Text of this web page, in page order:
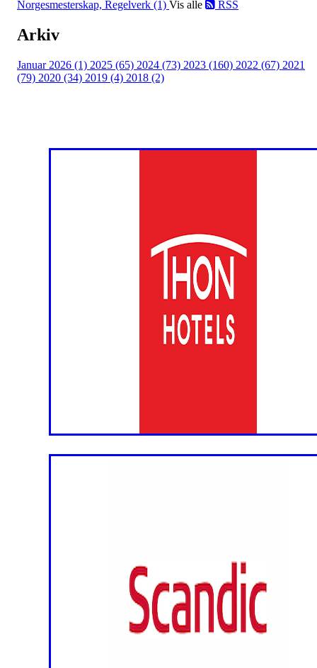
Norgesmesterskap, Regelverk (1) Vis alle RSS
Arkiv
Januar 2026 (1) 2025 (65) 2024 (73) 2023 (160) 2022 (67) 2021
(79) 2020 (34) 2019 (4) 2018 (2)